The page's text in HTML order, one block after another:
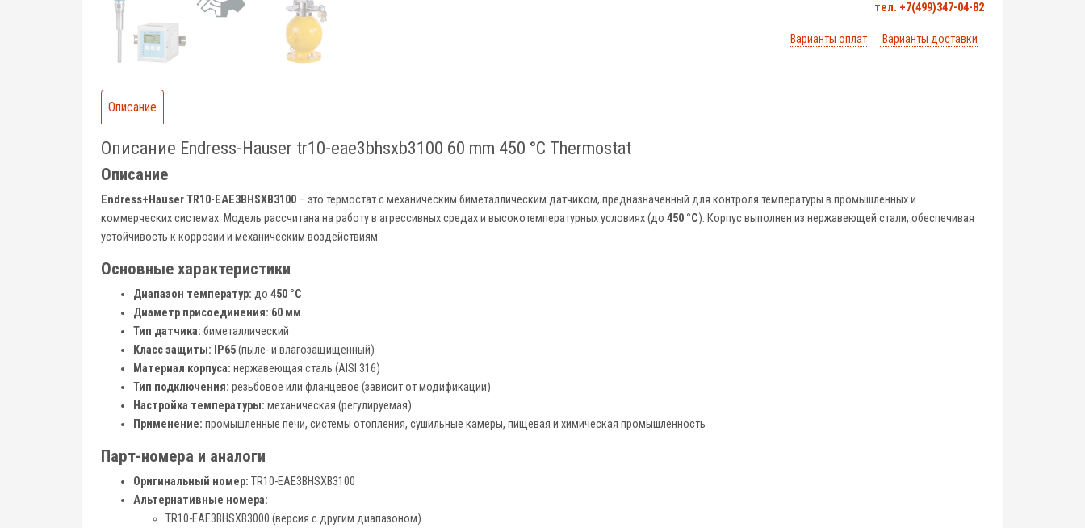
тел. +7(499)347-04-82
Варианты оплат Варианты доставки
Описание
Описание Endress-Hauser tr10-eae3bhsxb3100 60 mm 450 °C Thermostat
Описание
Endress+Hauser TR10-EAE3BHSXB3100 – это термостат с механическим биметаллическим датчиком, предназначенный для контроля температуры в промышленных и
коммерческих системах. Модель рассчитана на работу в агрессивных средах и высокотемпературных условиях (до 450 °C). Корпус выполнен из нержавеющей стали, обеспечивая
устойчивость к коррозии и механическим воздействиям.
Основные характеристики
Диапазон температур: до 450 °C
Диаметр присоединения: 60 мм
Тип датчика: биметаллический
Класс защиты:
IP65(пыле- и влагозащищенный)
Материал корпуса: нержавеющая сталь (AISI 316)
Тип подключения: резьбовое или фланцевое (зависит от модификации)
Настройка температуры: механическая (регулируемая)
Применение: промышленные печи, системы отопления, сушильные камеры, пищевая и химическая промышленность
Парт-номера и аналоги
Оригинальный номер: TR10-EAE3BHSXB3100
Альтернативные номера:
TR10-EAE3BHSXB3000 (версия с другим диапазоном)